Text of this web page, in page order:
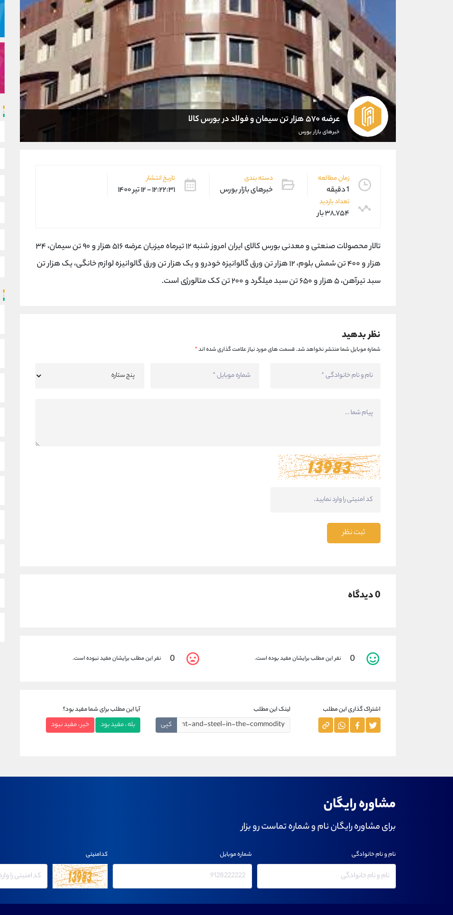
عرضه ۵۷۰ هزار تن سیمان و فولاد در بورس کالا
خبرهای بازار بورس
زمان مطالعه
1 دقیقه
دسته بندی
خبرهای بازار بورس
تاریخ انتشار
۱۲:۲۲:۳۱ - ۱۲ تیر ۱۴۰۰
تعداد بازدید
۳۸,۷۵۴ بار
تالار محصولات صنعتی و معدنی بورس کالای ایران امروز شنبه ۱۲ تیرماه میزبان عرضه ۵۱۶ هزار و ۹۰ تن سیمان، ۳۴
هزار و ۴۰۰ تن شمش بلوم، ۱۲ هزار تن ورق گالوانیزه خودرو و یک هزار تن ورق گالوانیزه لوازم خانگی، یک هزار تن
سبد تیرآهن، ۵ هزار و ۶۵۰ تن سبد میلگرد و ۲۰۰ تن کک متالورژی است.
نظر بدهید
شماره موبایل شما منتشر نخواهد شد.قسمت های مورد نیاز علامت گذاری شده اند*
ثبت نظر
0 دیدگاه
0 نفر این مطلب برایشان مفید بوده است. 0 نفر این مطلب برایشان مفید نبوده است.
اشتراک گذاری این مطلب لینک این مطلب
کپی
آیا این مطلب برای شما مفید بود؟
بله ، مفید بود خیر ، مفید نبود
مشاوره رایگان
برای مشاوره رایگان نام و شماره تماست رو بزار
نام و نام خانوادگی شماره موبایل کدامنیتی